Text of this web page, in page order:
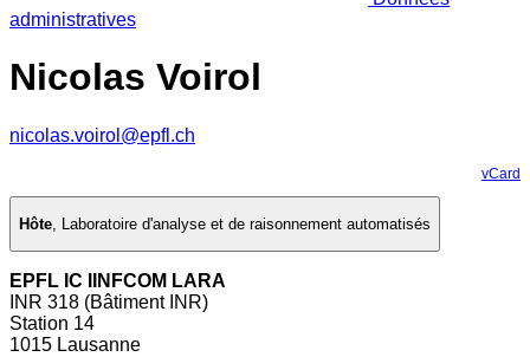
administratives
Nicolas Voirol
nicolas.voirol@epfl.ch
vCard
Hôte, Laboratoire d'analyse et de raisonnement automatisés
EPFL IC IINFCOM LARA
INR 318 (Bâtiment INR)
Station 14
1015 Lausanne